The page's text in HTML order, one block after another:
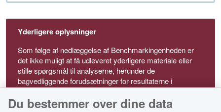
Yderligere oplysninger
Som følge af nedlæggelse af Benchmarkingenheden er
det ikke muligt at få udleveret yderligere materiale eller
stille spørgsmål til analyserne, herunder de
bagvedliggende forudsætninger for resultaterne i
analyserne, der dog er beskrevet i analysens metodebilag
Du bestemmer over dine data